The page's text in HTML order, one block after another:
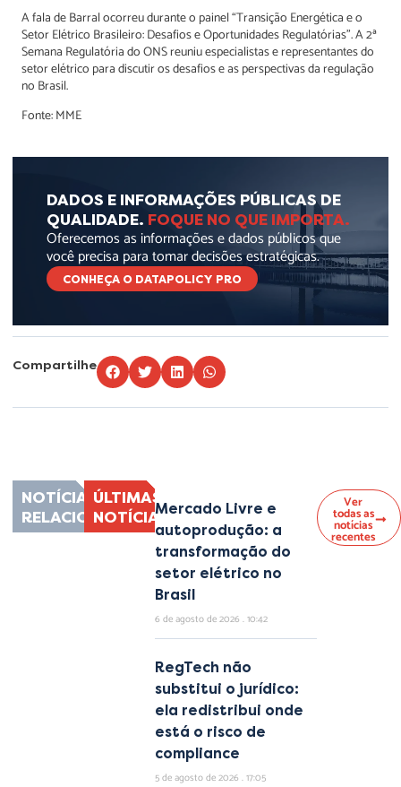
A fala de Barral ocorreu durante o painel “Transição Energética e o
Setor Elétrico Brasileiro: Desafios e Oportunidades Regulatórias”. A 2ª
Semana Regulatória do ONS reuniu especialistas e representantes do
setor elétrico para discutir os desafios e as perspectivas da regulação
no Brasil.
Fonte: MME
DADOS E INFORMAÇÕES PÚBLICAS DE
QUALIDADE. FOQUE NO QUE IMPORTA.
Oferecemos as informações e dados públicos que
você precisa para tomar decisões estratégicas.
CONHEÇA O DATAPOLICY PRO
Compartilhe
NOTÍCIAS
RELACIONADAS
ÚLTIMAS
NOTÍCIASMercado Livre e
autoprodução: a
transformação do
setor elétrico no
Brasil
6 de agosto de 2026 10:42
RegTech não
substitui o jurídico:
ela redistribui onde
está o risco de
compliance
5 de agosto de 2026 17:05
Ver
todas as
notícias
recentes